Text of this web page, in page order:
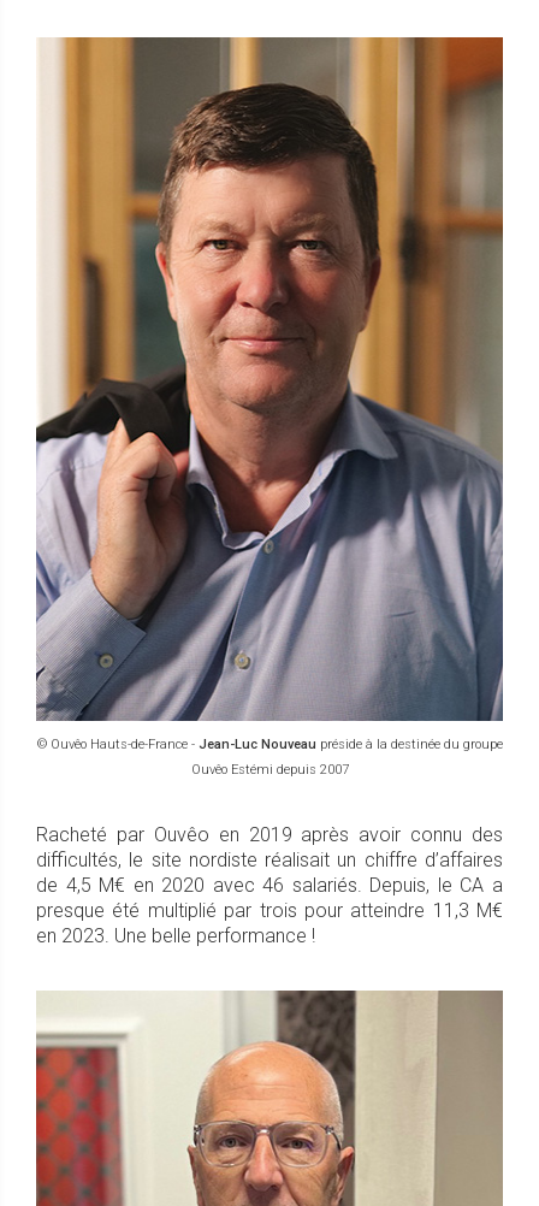
© Ouvêo Hauts-de-France - Jean-Luc Nouveau préside à la destinée du groupe
Ouvêo Estémi depuis 2007
Racheté par Ouvêo en 2019 après avoir connu des
difficultés, le site nordiste réalisait un chiffre d’affaires
de 4,5 M€ en 2020 avec 46 salariés. Depuis, le CA a
presque été multiplié par trois pour atteindre 11,3 M€
en 2023. Une belle performance !